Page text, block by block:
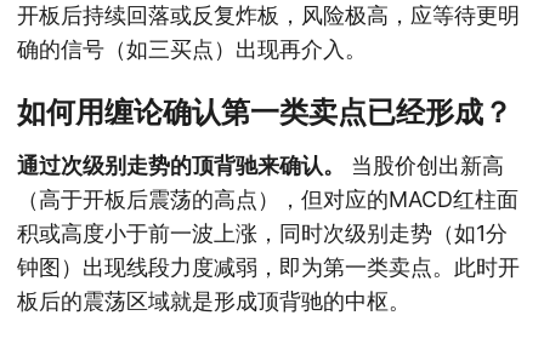
开板后持续回落或反复炸板，风险极高，应等待更明
确的信号（如三买点）出现再介入。
如何用缠论确认第一类卖点已经形成？
通过次级别走势的顶背驰来确认。
当股价创出新高
（高于开板后震荡的高点），但对应的MACD红柱面
积或高度小于前一波上涨，同时次级别走势（如1分
钟图）出现线段力度减弱，即为第一类卖点。此时开
板后的震荡区域就是形成顶背驰的中枢。